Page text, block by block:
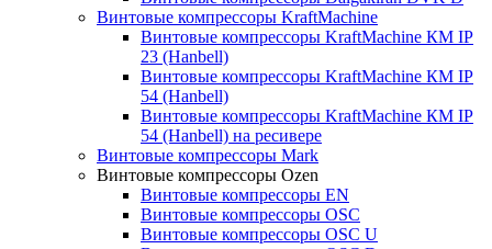
Винтовые компрессоры KraftMachine
Винтовые компрессоры KraftMachine КМ IP
23 (Hanbell)
Винтовые компрессоры KraftMachine КМ IP
54 (Hanbell)
Винтовые компрессоры KraftMachine КМ IP
54 (Hanbell) на ресивере
Винтовые компрессоры Mark
Винтовые компрессоры Ozen
Винтовые компрессоры EN
Винтовые компрессоры OSC
Винтовые компрессоры OSC U